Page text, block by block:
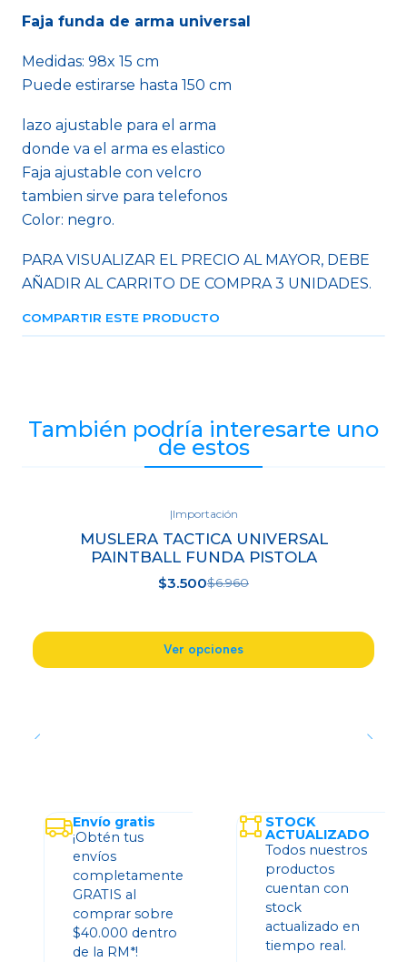
Faja funda de arma universal
Medidas: 98x 15 cm
Puede estirarse hasta 150 cm
lazo ajustable para el arma
donde va el arma es elastico
Faja ajustable con velcro
tambien sirve para telefonos
Color: negro.
PARA VISUALIZAR EL PRECIO AL MAYOR, DEBE
AÑADIR AL CARRITO DE COMPRA 3 UNIDADES.
COMPARTIR ESTE PRODUCTO
También podría interesarte uno
de estos
|Importación
MUSLERA TACTICA UNIVERSAL
PAINTBALL FUNDA PISTOLA
$3.500$6.960
Ver opciones
Envío gratis
¡Obtén tus
envíos
completamente
GRATIS al
comprar sobre
$40.000 dentro
de la RM*!
STOCK
ACTUALIZADO
Todos nuestros
productos
cuentan con
stock
actualizado en
tiempo real.